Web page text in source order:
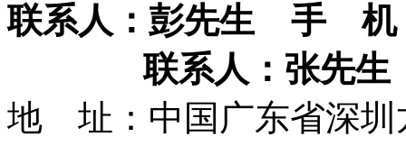
联系人：彭先生
手
联系人：张先生
地 址：中国广东省深圳